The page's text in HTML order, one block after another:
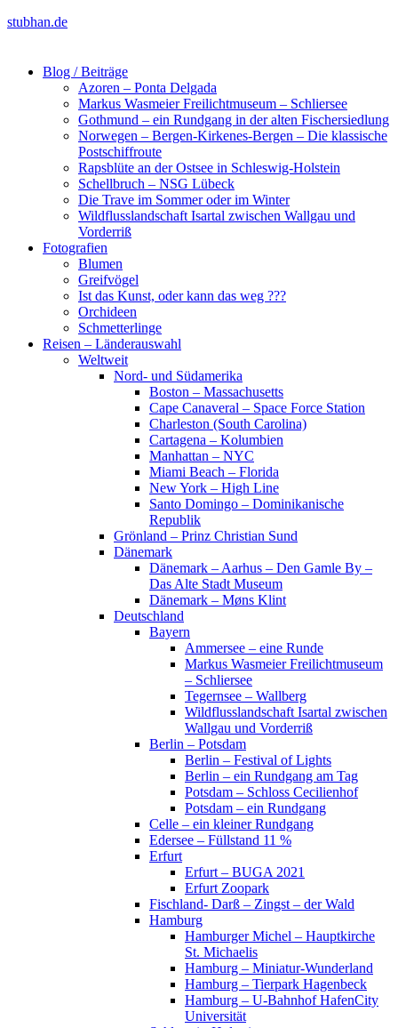
stubhan.de
Blog / Beiträge
Azoren – Ponta Delgada
Markus Wasmeier Freilichtmuseum – Schliersee
Gothmund – ein Rundgang in der alten Fischersiedlung
Norwegen – Bergen-Kirkenes-Bergen – Die klassische
Postschiffroute
Rapsblüte an der Ostsee in Schleswig-Holstein
Schellbruch – NSG Lübeck
Die Trave im Sommer oder im Winter
Wildflusslandschaft Isartal zwischen Wallgau und
Vorderriß
Fotografien
Blumen
Greifvögel
Ist das Kunst, oder kann das weg ???
Orchideen
Schmetterlinge
Reisen – Länderauswahl
Weltweit
Nord- und Südamerika
Boston – Massachusetts
Cape Canaveral – Space Force Station
Charleston (South Carolina)
Cartagena – Kolumbien
Manhattan – NYC
Miami Beach – Florida
New York – High Line
Santo Domingo – Dominikanische
Republik
Grönland – Prinz Christian Sund
Dänemark
Dänemark – Aarhus – Den Gamle By –
Das Alte Stadt Museum
Dänemark – Møns Klint
Deutschland
Bayern
Ammersee – eine Runde
Markus Wasmeier Freilichtmuseum
– Schliersee
Tegernsee – Wallberg
Wildflusslandschaft Isartal zwischen
Wallgau und Vorderriß
Berlin – Potsdam
Berlin – Festival of Lights
Berlin – ein Rundgang am Tag
Potsdam – Schloss Cecilienhof
Potsdam – ein Rundgang
Celle – ein kleiner Rundgang
Edersee – Füllstand 11 %
Erfurt
Erfurt – BUGA 2021
Erfurt Zoopark
Fischland- Darß – Zingst – der Wald
Hamburg
Hamburger Michel – Hauptkirche
St. Michaelis
Hamburg – Miniatur-Wunderland
Hamburg – Tierpark Hagenbeck
Hamburg – U-Bahnhof HafenCity
Universität